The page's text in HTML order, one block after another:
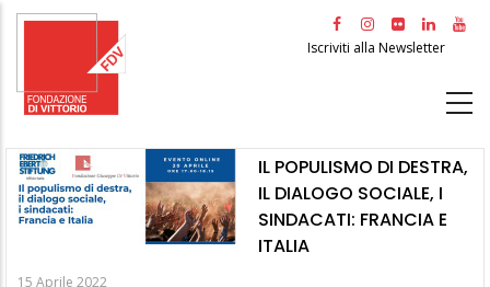
Salta
principale
Iscriviti alla Newsletter
IL POPULISMO DI DESTRA,
IL DIALOGO SOCIALE, I
SINDACATI: FRANCIA E
ITALIA
15 Aprile 2022